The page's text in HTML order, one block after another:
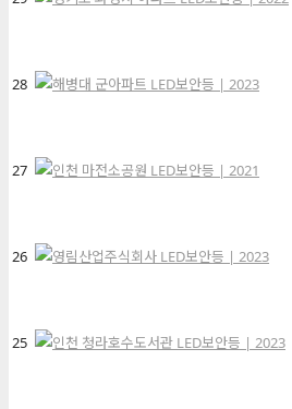
28
27
26
25